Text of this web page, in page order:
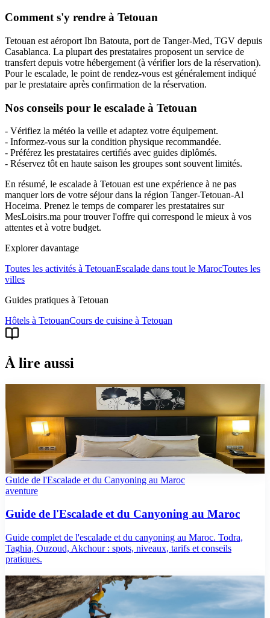
Comment s'y rendre à Tetouan
Tetouan est aéroport Ibn Batouta, port de Tanger-Med, TGV depuis
Casablanca. La plupart des prestataires proposent un service de
transfert depuis votre hébergement (à vérifier lors de la réservation).
Pour le escalade, le point de rendez-vous est généralement indiqué
par le prestataire après confirmation de la réservation.
Nos conseils pour le escalade à Tetouan
- Vérifiez la météo la veille et adaptez votre équipement.
- Informez-vous sur la condition physique recommandée.
- Préférez les prestataires certifiés avec guides diplômés.
- Réservez tôt en haute saison les groupes sont souvent limités.
En résumé, le escalade à Tetouan est une expérience à ne pas
manquer lors de votre séjour dans la région Tanger-Tetouan-Al
Hoceima. Prenez le temps de comparer les prestataires sur
MesLoisirs.ma pour trouver l'offre qui correspond le mieux à vos
attentes et à votre budget.
Explorer davantage
Toutes les activités à TetouanEscalade dans tout le MarocToutes les
villes
Guides pratiques à Tetouan
Hôtels à TetouanCours de cuisine à Tetouan
À lire aussi
Les meilleurs hôtels à Tétouan en 2026
Notre sélection des meilleurs hôtels à Tétouan : médina UNESCO,
balnéaire Cabo Negro et Marina Smir. Tarifs, équipements et avis
Booking.
Guide de l'Escalade et du Canyoning au Maroc
aventure
Guide de l'Escalade et du Canyoning au Maroc
Guide complet de l'escalade et du canyoning au Maroc. Todra,
Taghia, Ouzoud, Akchour : spots, niveaux, tarifs et conseils
pratiques.
guide
Escalade au Maroc : Falaises, Salles et Guide pour